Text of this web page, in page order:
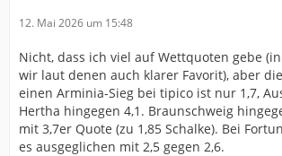
12. Mai 2026 um 15:48
Nicht, dass ich viel auf Wettquoten gebe
wir laut denen auch klarer Favorit), aber
einen Arminia-Sieg bei tipico ist nur 1,7,
Hertha hingegen 4,1. Braunschweig
mit 3,7er Quote (zu 1,85 Schalke). Bei
es ausgeglichen mit 2,5 gegen 2,6.